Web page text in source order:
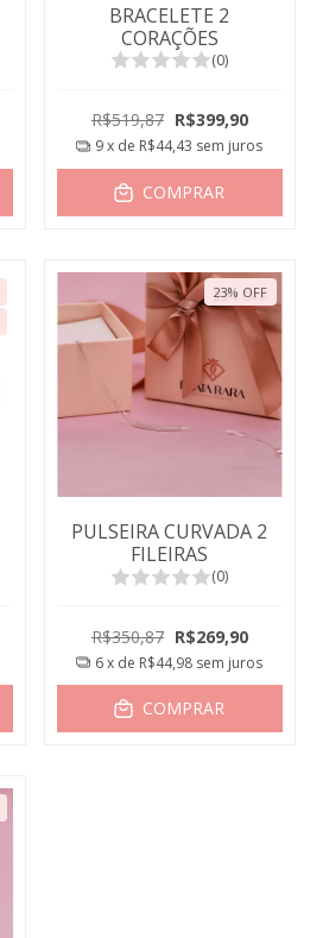
BRACELETE 2
CORAÇÕES
(0)
R$519,87 R$399,90
9x de R$44,43 sem juros
COMPRAR
23% OFF
PULSEIRA CURVADA 2
FILEIRAS
(0)
R$350,87 R$269,90
6x de R$44,98 sem juros
COMPRAR